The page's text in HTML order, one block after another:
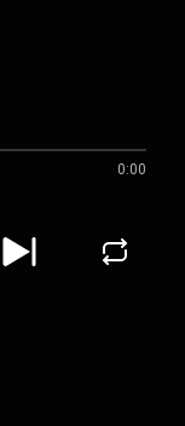
0:00